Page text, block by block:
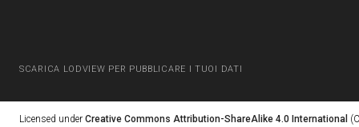
SCARICA LODVIEW PER PUBBLICARE I TUOI DATI
Licensed under Creative Commons Attribution-ShareAlike 4.0 International